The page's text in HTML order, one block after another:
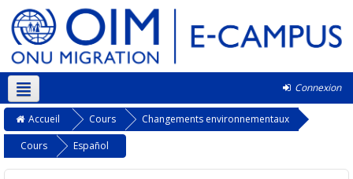
Connexion
Français ‎(fr)‎
Accueil Cours
Changements environnementaux
Cours
Español